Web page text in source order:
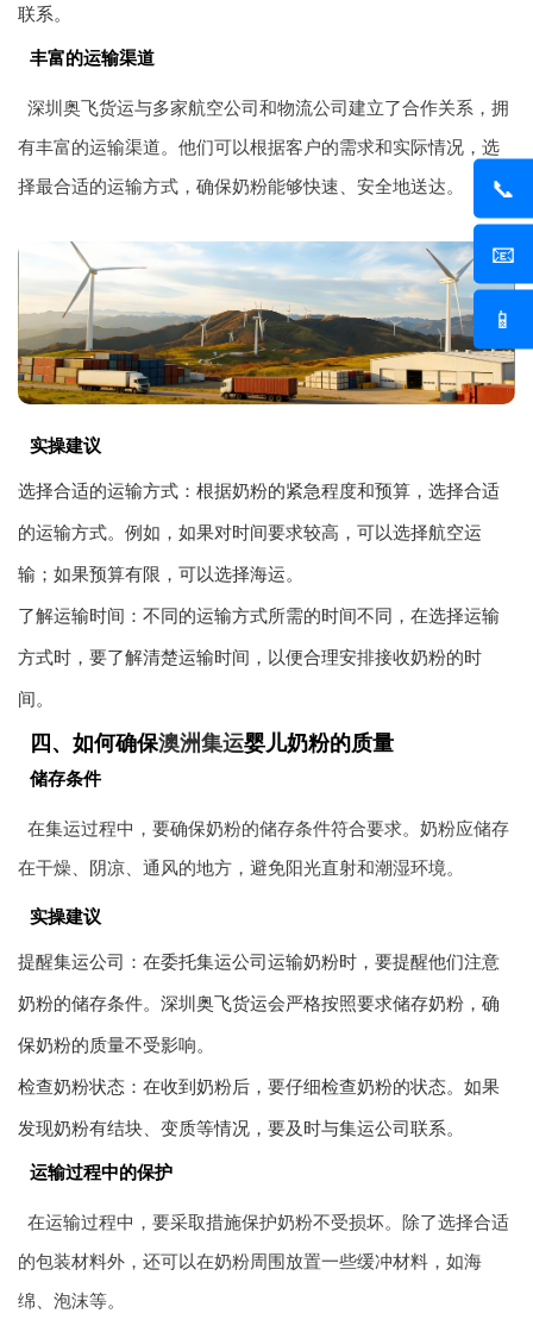
📞
📧
📱
联系。
丰富的运输渠道
深圳奥飞货运与多家航空公司和物流公司建立了合作关系，拥
有丰富的运输渠道。他们可以根据客户的需求和实际情况，选
择最合适的运输方式，确保奶粉能够快速、安全地送达。
实操建议
选择合适的运输方式：根据奶粉的紧急程度和预算，选择合适
的运输方式。例如，如果对时间要求较高，可以选择航空运
输；如果预算有限，可以选择海运。
了解运输时间：不同的运输方式所需的时间不同，在选择运输
方式时，要了解清楚运输时间，以便合理安排接收奶粉的时
间。
四、如何确保澳洲集运婴儿奶粉的质量
储存条件
在集运过程中，要确保奶粉的储存条件符合要求。奶粉应储存
在干燥、阴凉、通风的地方，避免阳光直射和潮湿环境。
实操建议
提醒集运公司：在委托集运公司运输奶粉时，要提醒他们注意
奶粉的储存条件。深圳奥飞货运会严格按照要求储存奶粉，确
保奶粉的质量不受影响。
检查奶粉状态：在收到奶粉后，要仔细检查奶粉的状态。如果
发现奶粉有结块、变质等情况，要及时与集运公司联系。
运输过程中的保护
在运输过程中，要采取措施保护奶粉不受损坏。除了选择合适
的包装材料外，还可以在奶粉周围放置一些缓冲材料，如海
绵、泡沫等。